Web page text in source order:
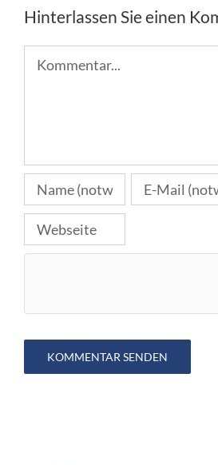
Hinterlassen Sie einen